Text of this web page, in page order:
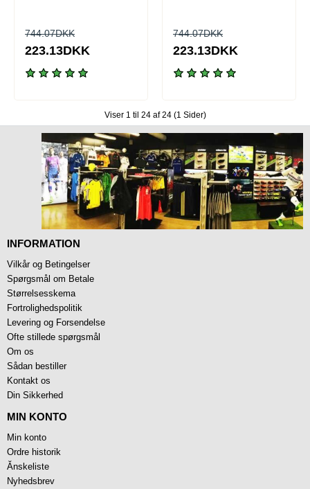
744.07DKK
223.13DKK
744.07DKK
223.13DKK
Viser 1 til 24 af 24 (1 Sider)
INFORMATION
Vilkår og Betingelser
Spørgsmål om Betale
Størrelsesskema
Fortrolighedspolitik
Levering og Forsendelse
Ofte stillede spørgsmål
Om os
Sådan bestiller
Kontakt os
Din Sikkerhed
MIN KONTO
Min konto
Ordre historik
Ănskeliste
Nyhedsbrev